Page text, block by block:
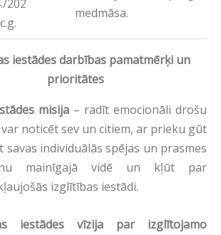
202
medmāsa.
iestādes darbības pamatmērķi un
prioritātes
misija – radīt emocionāli drošu
noticēt sev un citiem, ar prieku gūt
individuālās spējas un prasmes
mainīgajā vidē un kļūt par
izglītības iestādi.
iestādes vīzija par izglītojamo